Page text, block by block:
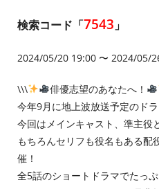
検索コード「7543 」
2024/05/20 19:00 〜 2024/05/
\\\ 俳優志望のあなたへ！
今年9月に地上波放送予定のドラ
今回はメインキャスト、準主役
もちろんセリフも役名もある配
催！
全5話のショートドラマでたっ